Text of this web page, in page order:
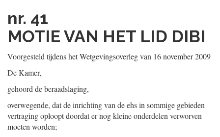
nr. 41
MOTIE VAN HET LID DIBI
Voorgesteld tijdens het Wetgevingsoverleg van 16 november 2009
De Kamer,
gehoord de beraadslaging,
overwegende, dat de inrichting van de ehs in sommige gebieden
vertraging oploopt doordat er nog kleine onderdelen verworven
moeten worden;